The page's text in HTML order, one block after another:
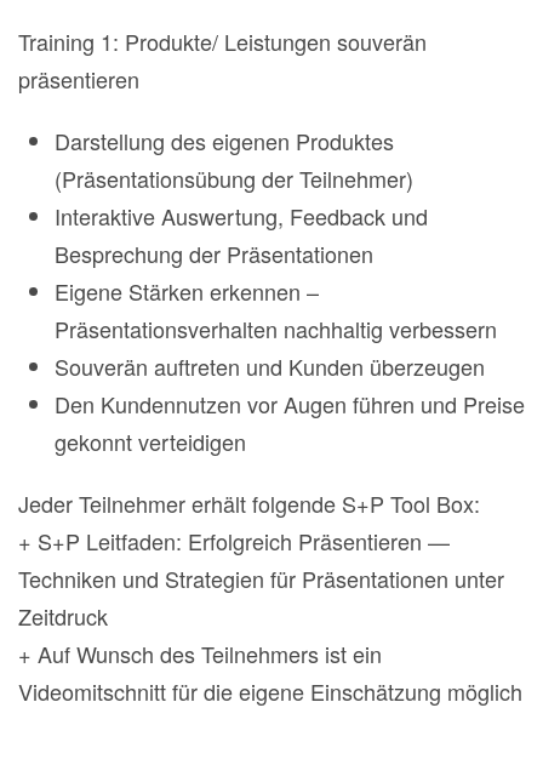
Training 1: Produkte/ Leistungen souverän
präsentieren
Darstellung des eigenen Produktes
(Präsentationsübung der Teilnehmer)
Interaktive Auswertung, Feedback und
Besprechung der Präsentationen
Eigene Stärken erkennen –
Präsentationsverhalten nachhaltig verbessern
Souverän auftreten und Kunden überzeugen
Den Kundennutzen vor Augen führen und Preise
gekonnt verteidigen
Jeder Teilnehmer erhält folgende S+P Tool Box:
+ S+P Leitfaden: Erfolgreich Präsentieren —
Techniken und Strategien für Präsentationen unter
Zeitdruck
+ Auf Wunsch des Teilnehmers ist ein
Videomitschnitt für die eigene Einschätzung möglich